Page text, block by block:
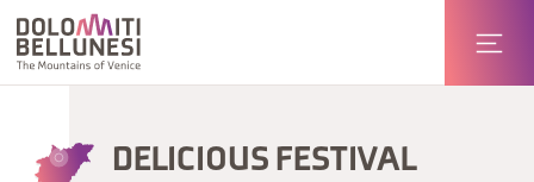
DELICIOUS FESTIVAL